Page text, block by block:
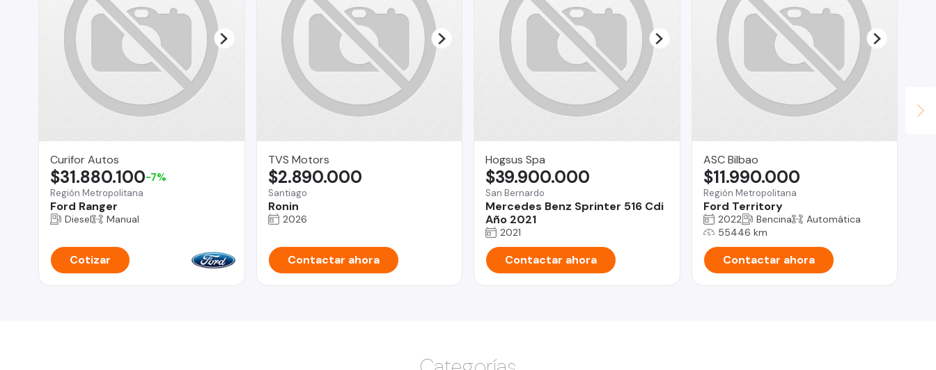
Curifor Autos
Región Metropolitana
Ford Ranger
$31.880.100-7%
Diesel Manual
Cotizar
TVS Motors
Santiago
Ronin
$2.890.000
2026
Contactar ahora
Hogsus Spa
San Bernardo
Mercedes Benz Sprinter 516 Cdi
Año 2021
$39.900.000
2021
Contactar ahora
ASC Bilbao
Región Metropolitana
Ford Territory
$11.990.000
2022 Bencina
Automática
55446 km
Contactar ahora